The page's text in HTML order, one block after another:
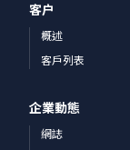
客户
概述
客戶列表
企業動態
網誌